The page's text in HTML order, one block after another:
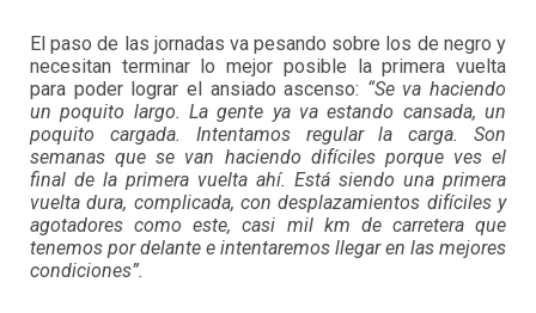
El paso de las jornadas va pesando sobre los de negro y
necesitan terminar lo mejor posible la primera vuelta
para poder lograr el ansiado ascenso: “Se va haciendo
un poquito largo. La gente ya va estando cansada, un
poquito cargada. Intentamos regular la carga. Son
semanas que se van haciendo difíciles porque ves el
final de la primera vuelta ahí. Está siendo una primera
vuelta dura, complicada, con desplazamientos difíciles y
agotadores como este, casi mil km de carretera que
tenemos por delante e intentaremos llegar en las mejores
condiciones”.